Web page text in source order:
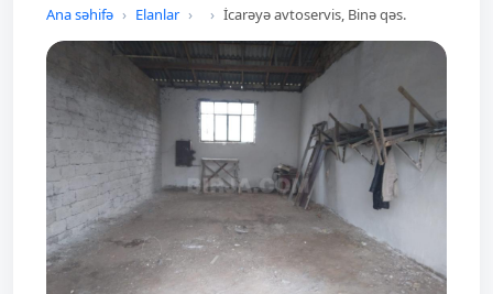
Ana səhifə Elanlar İcarəyə avtoservis, Binə qəs.